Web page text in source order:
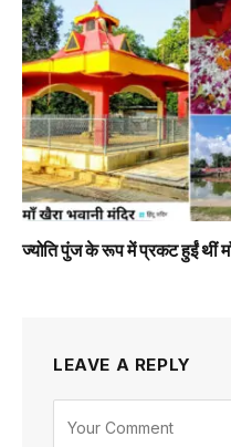
ज्योति पुंज के रूप में प्रकट हुईं थीं
LEAVE A REPLY